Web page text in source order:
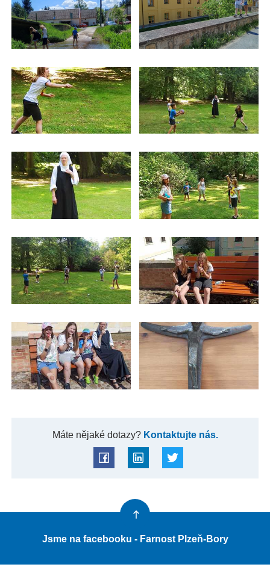
Máte nějaké dotazy?Kontaktujte nás.
Jsme na facebooku - Farnost Plzeň-Bory